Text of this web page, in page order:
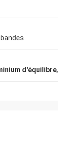
d'équilibre,